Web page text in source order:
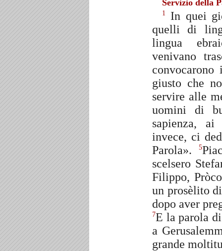
Servizio della
1
In quei
quelli di
lingua
venivano
giusto che
servire alle
uomini di
sapienza,
invece, ci
Parola».
5
scelsero
Filippo,
un prosèlito
dopo aver
7E la parola
a
grande